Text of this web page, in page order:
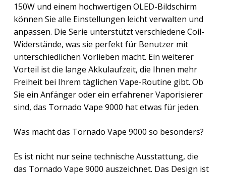
150W und einem hochwertigen OLED-Bildschirm
können Sie alle Einstellungen leicht verwalten und
anpassen. Die Serie unterstützt verschiedene Coil-
Widerstände, was sie perfekt für Benutzer mit
unterschiedlichen Vorlieben macht. Ein weiterer
Vorteil ist die lange Akkulaufzeit, die Ihnen mehr
Freiheit bei Ihrem täglichen Vape-Routine gibt. Ob
Sie ein Anfänger oder ein erfahrener Vaporisierer
sind, das Tornado Vape 9000 hat etwas für jeden.
Was macht das Tornado Vape 9000 so besonders?
Es ist nicht nur seine technische Ausstattung, die
das Tornado Vape 9000 auszeichnet. Das Design ist